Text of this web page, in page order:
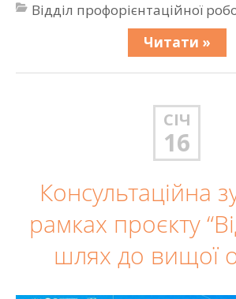
Відділ профорієнтаційної
Читати »
СІЧ
16
Консультаційна
рамках проєкту
шлях до вищої